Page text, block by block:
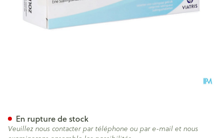
En rupture de stock
Veuillez nous contacter par téléphone ou par e-mail et nous